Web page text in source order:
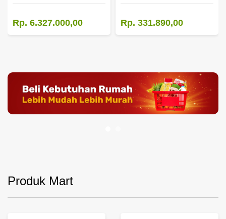
Rp. 6.327.000,00 Rp. 331.890,00
Produk Mart